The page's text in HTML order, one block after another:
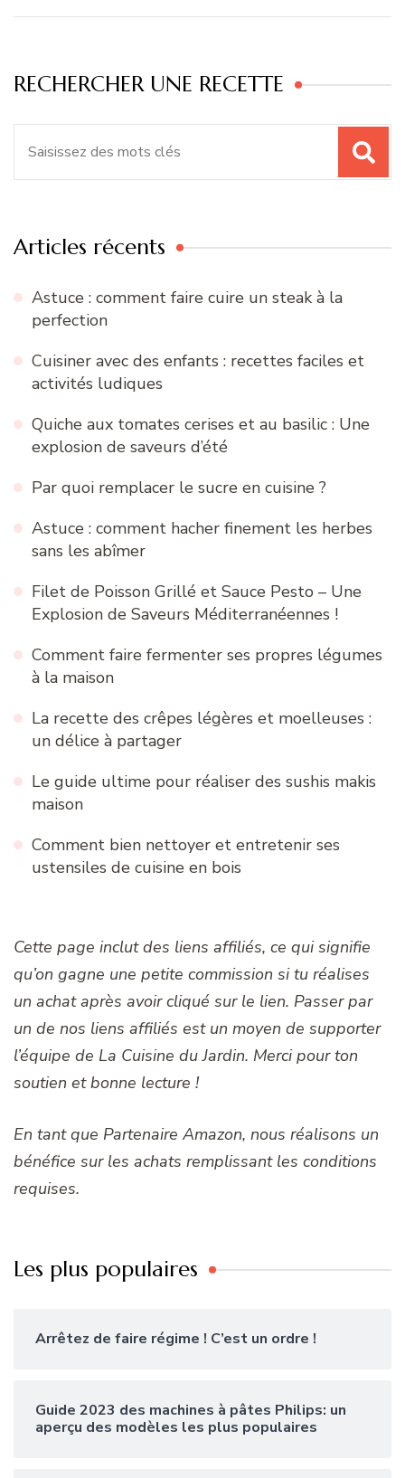
RECHERCHER UNE RECETTE
Articles récents
Astuce : comment faire cuire un steak à la
perfection
Cuisiner avec des enfants : recettes faciles et
activités ludiques
Quiche aux tomates cerises et au basilic : Une
explosion de saveurs d’été
Par quoi remplacer le sucre en cuisine ?
Astuce : comment hacher finement les herbes
sans les abîmer
Filet de Poisson Grillé et Sauce Pesto – Une
Explosion de Saveurs Méditerranéennes !
Comment faire fermenter ses propres légumes
à la maison
La recette des crêpes légères et moelleuses :
un délice à partager
Le guide ultime pour réaliser des sushis makis
maison
Comment bien nettoyer et entretenir ses
ustensiles de cuisine en bois
Cette page inclut des liens affiliés, ce qui signifie
qu’on gagne une petite commission si tu réalises
un achat après avoir cliqué sur le lien. Passer par
un de nos liens affiliés est un moyen de supporter
l’équipe de La Cuisine du Jardin. Merci pour ton
soutien et bonne lecture !
En tant que Partenaire Amazon, nous réalisons un
bénéfice sur les achats remplissant les conditions
requises.
Les plus populaires
Arrêtez de faire régime ! C’est un ordre !
Guide 2023 des machines à pâtes Philips: un
aperçu des modèles les plus populaires